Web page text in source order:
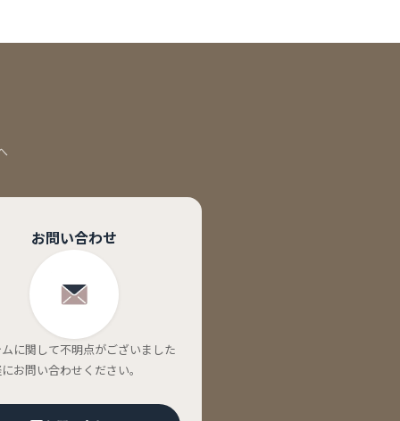
お問い合わせ
に関して不明点がございました
お問い合わせください。